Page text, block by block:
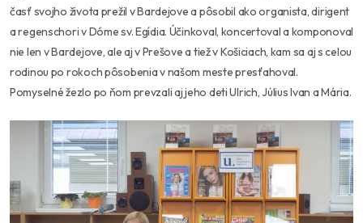
časť svojho života prežil v Bardejove a pôsobil ako organista, dirigent
a regenschori v Dóme sv. Egídia. Účinkoval, koncertoval a komponoval
nie len v Bardejove, ale aj v Prešove a tiež v Košiciach, kam sa aj s celou
rodinou po rokoch pôsobenia v našom meste presťahoval.
Pomyselné žezlo po ňom prevzali aj jeho deti Ulrich, Július Ivan a Mária.